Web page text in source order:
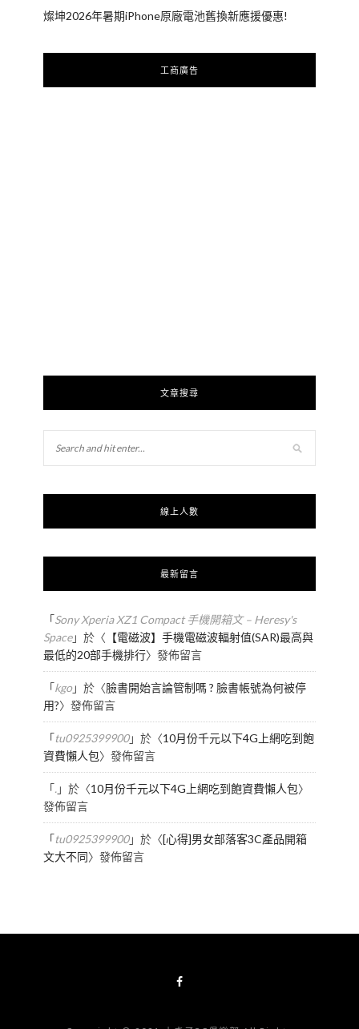
燦坤2026年暑期iPhone原廠電池舊換新應援優惠!
工商廣告
文章搜尋
線上人數
最新留言
「Sony Xperia XZ1 Compact 手機開箱文 – Heresy's
Space」於〈 【電磁波】手機電磁波輻射值(SAR)最高與
最低的20部手機排行〉發佈留言
「kgo」於〈臉書開始言論管制嗎 ? 臉書帳號為何被停
用?〉發佈留言
「tu0925399900」於〈10月份千元以下4G上網吃到飽
資費懶人包〉發佈留言
「.」於〈10月份千元以下4G上網吃到飽資費懶人包〉
發佈留言
「tu0925399900」於〈[心得]男女部落客3C產品開箱
文大不同〉發佈留言